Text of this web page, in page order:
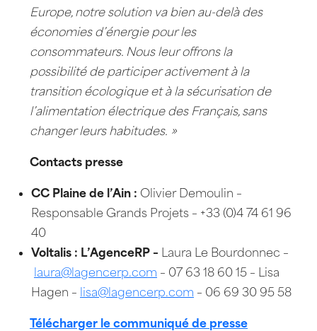
Europe, notre solution va bien au-delà des
économies d’énergie pour les
consommateurs. Nous leur offrons la
possibilité de participer activement à la
transition écologique et à la sécurisation de
l’alimentation électrique des Français, sans
changer leurs habitudes. »
Contacts presse
CC Plaine de l’Ain : Olivier Demoulin –
Responsable Grands Projets – +33 (0)4 74 61 96
40
Voltalis : L’AgenceRP – Laura Le Bourdonnec –
laura@lagencerp.com – 07 63 18 60 15 – Lisa
Hagen – lisa@lagencerp.com – 06 69 30 95 58
Télécharger le communiqué de presse